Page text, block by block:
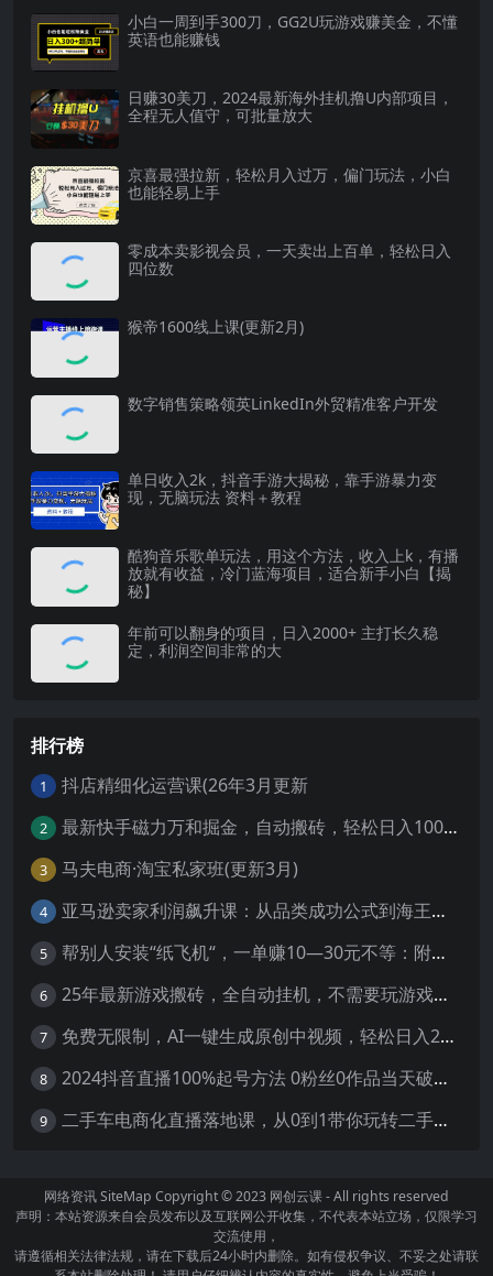
小白一周到手300刀，GG2U玩游戏赚美金，不懂
英语也能赚钱
日赚30美刀，2024最新海外挂机撸U内部项目，
全程无人值守，可批量放大
京喜最强拉新，轻松月入过万，偏门玩法，小白
也能轻易上手
零成本卖影视会员，一天卖出上百单，轻松日入
四位数
猴帝1600线上课(更新2月)
数字销售策略领英LinkedIn外贸精准客户开发
单日收入2k，抖音手游大揭秘，靠手游暴力变
现，无脑玩法 资料＋教程
酷狗音乐歌单玩法，用这个方法，收入上k，有播
放就有收益，冷门蓝海项目，适合新手小白【揭
秘】
年前可以翻身的项目，日入2000+ 主打长久稳
定，利润空间非常的大
排行榜
1 抖店精细化运营课(26年3月更新
2 最新快手磁力万和掘金，自动搬砖，轻松日入100-200，操作简单
3 马夫电商·淘宝私家班(更新3月)
4 亚马逊卖家利润飙升课：从品类成功公式到海王打法，让每个SKU都成爆款一路飙升(更新26年3月
5 帮别人安装“纸飞机“，一单赚10—30元不等：附：免费节点
6 25年最新游戏搬砖，全自动挂机，不需要玩游戏，单手机操作日入300+
7 免费无限制，AI一键生成原创中视频，轻松日入2000+，超简单，可矩阵，…
8 2024抖音直播100%起号方法 0粉丝0作品当天破千人在线 多种变现方式
9 二手车电商化直播落地课，从0到1带你玩转二手车直播
网络资讯SiteMap Copyright © 2023 网创云课- All rights reserved
声明：本站资源来自会员发布以及互联网公开收集，不代表本站立场，仅限学习
交流使用，
请遵循相关法律法规，请在下载后24小时内删除。如有侵权争议、不妥之处请联